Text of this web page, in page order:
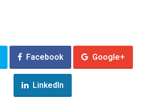
Facebook Google+
LinkedIn